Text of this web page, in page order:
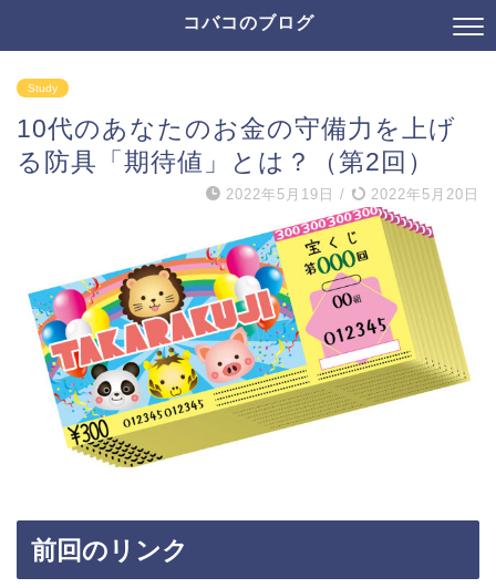
コバコのブログ
Study
10代のあなたのお金の守備力を上げ
る防具「期待値」とは？（第2回）
2022年5月19日 / 2022年5月20日
前回のリンク